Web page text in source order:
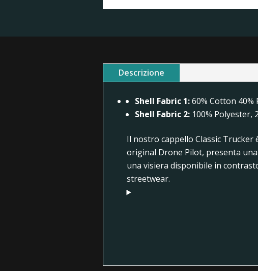
Descrizione
Shell Fabric 1:60% Cotton 40%
Shell Fabric 2:100% Polyester,
Il nostro cappello Classic Trucker
original Drone Pilot, presenta
una visiera disponibile in
streetwear.